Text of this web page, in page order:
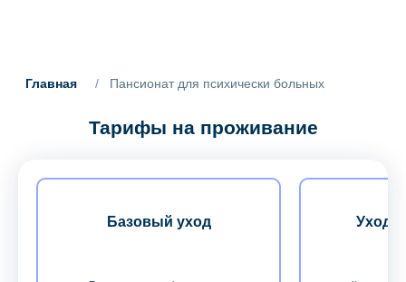
Главная / Пансионат для психически больных
Тарифы на проживание
Базовый уход Уход